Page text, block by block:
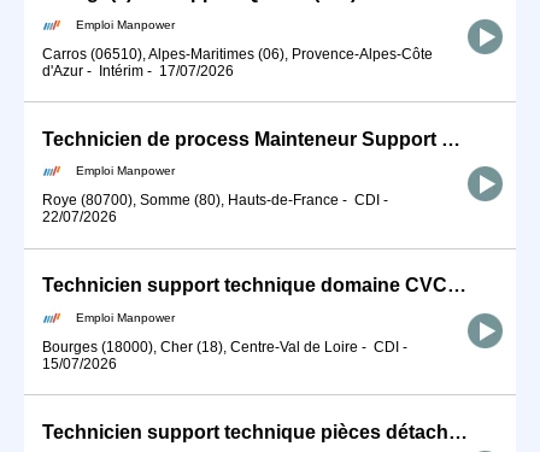
Emploi Manpower
Carros (06510), Alpes-Maritimes (06), Provence-Alpes-Côte
d'Azur - Intérim - 17/07/2026
Technicien de process Mainteneur Support Chaudronnerie (H/F)
Emploi Manpower
Roye (80700), Somme (80), Hauts-de-France - CDI -
22/07/2026
Technicien support technique domaine CVC (H/F)
Emploi Manpower
Bourges (18000), Cher (18), Centre-Val de Loire - CDI -
15/07/2026
Technicien support technique pièces détachées (H/F)